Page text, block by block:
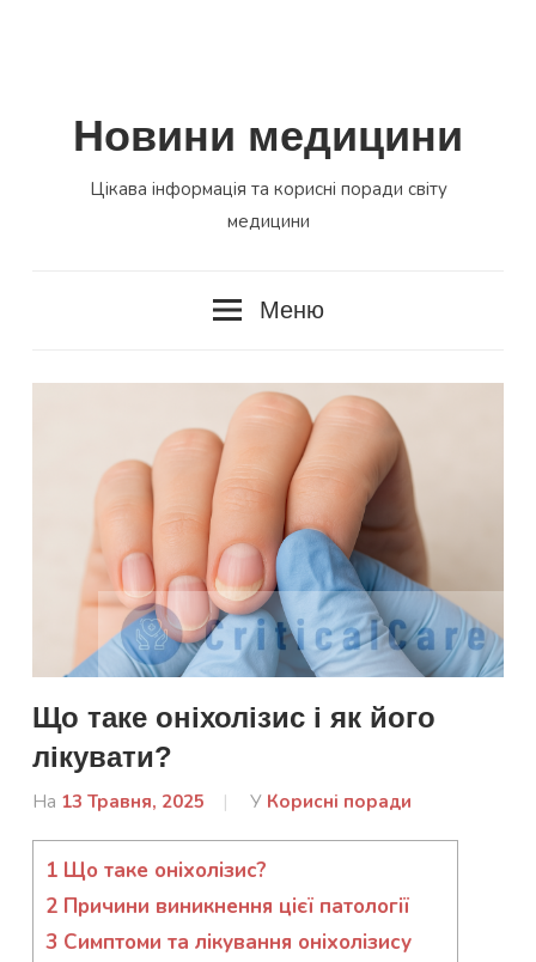
Новини медицини
Цікава інформація та корисні поради світу
медицини
Меню
Що таке оніхолізис і як його
лікувати?
На 13 Травня, 2025
Від
Марина
У Корисні поради
1 Що таке оніхолізис?
2 Причини виникнення цієї патології
3 Симптоми та лікування оніхолізису